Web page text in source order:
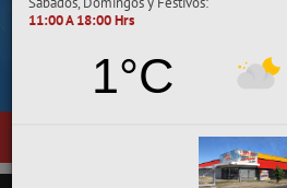
clientes comprando- ¡
11:00 A 18:00 Hrs
1°C